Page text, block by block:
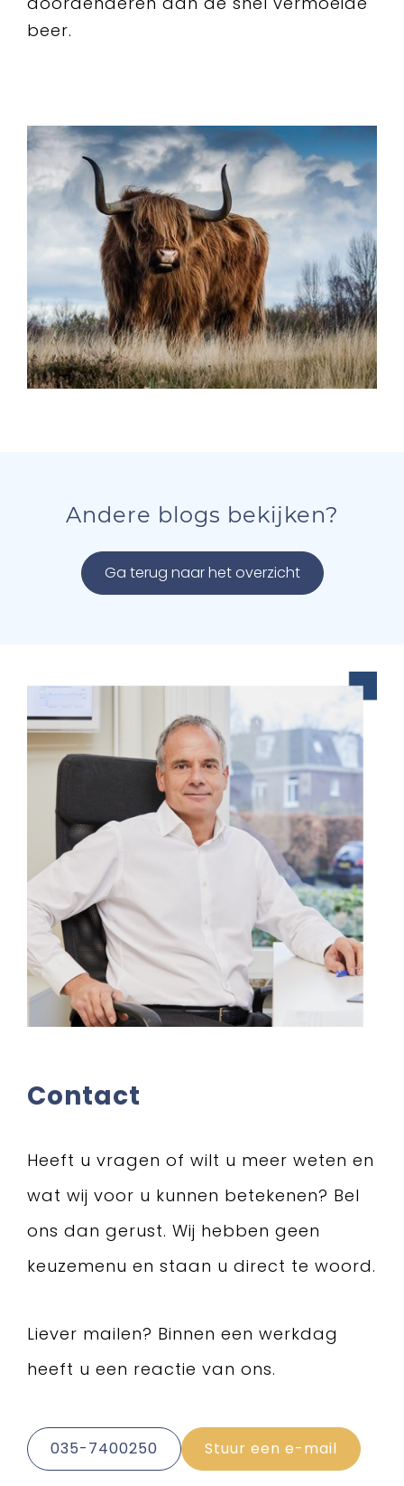
beer.
Andere blogs bekijken?
Ga terug naar het overzicht
Contact
Heeft u vragen of wilt u meer weten en
wat wij voor u kunnen betekenen? Bel
ons dan gerust. Wij hebben geen
keuzemenu en staan u direct te woord.
Liever mailen? Binnen een werkdag
heeft u een reactie van ons.
035-7400250 Stuur een e-mail